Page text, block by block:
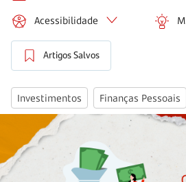
Acessibilidade
Artigos Salvos
Investimentos Finanças Pessoais